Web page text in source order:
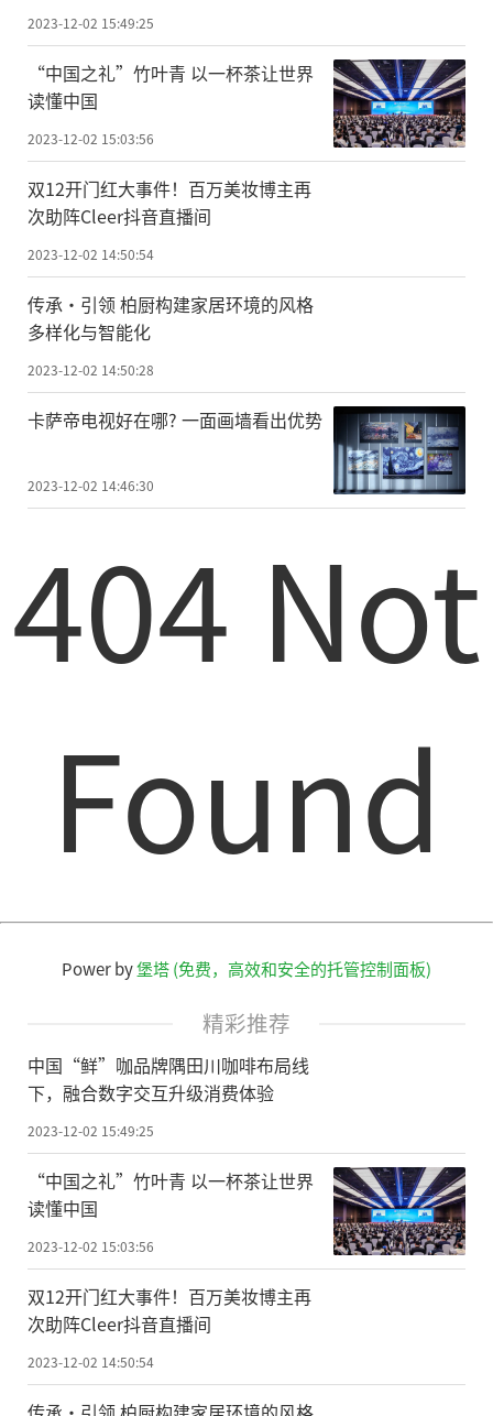
2023-12-02 15:49:25
“中国之礼”竹叶青 以一杯茶让世界
读懂中国
2023-12-02 15:03:56
双12开门红大事件！百万美妆博主再
次助阵Cleer抖音直播间
2023-12-02 14:50:54
传承·引领 柏厨构建家居环境的风格
多样化与智能化
2023-12-02 14:50:28
卡萨帝电视好在哪? 一面画墙看出优势
2023-12-02 14:46:30
404 Not
Found
Power by堡塔 (免费，高效和安全的托管控制面板)
精彩推荐
中国“鲜”咖品牌隅田川咖啡布局线
下，融合数字交互升级消费体验
2023-12-02 15:49:25
“中国之礼”竹叶青 以一杯茶让世界
读懂中国
2023-12-02 15:03:56
双12开门红大事件！百万美妆博主再
次助阵Cleer抖音直播间
2023-12-02 14:50:54